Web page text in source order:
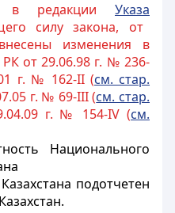
в редакции Указа
силу закона, от
изменения в
РК от 29.06.98 г. № 236-
г. № 162-II (см. стар.
г. № 69-III (см. стар.
г. № 154-IV (см.
Национального
подотчетен